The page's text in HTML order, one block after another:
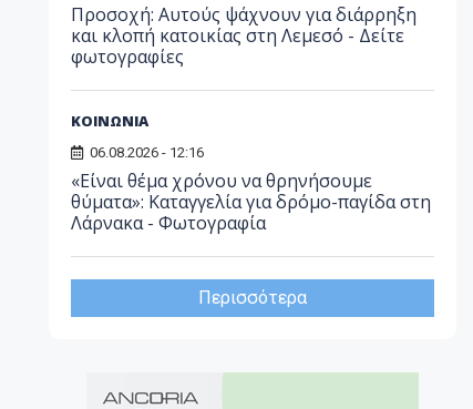
Προσοχή: Αυτούς ψάχνουν για διάρρηξη
και κλοπή κατοικίας στη Λεμεσό - Δείτε
φωτογραφίες
ΚΟΙΝΩΝΙΑ
06.08.2026 - 12:16
«Είναι θέμα χρόνου να θρηνήσουμε
θύματα»: Καταγγελία για δρόμο-παγίδα στη
Λάρνακα - Φωτογραφία
Περισσότερα